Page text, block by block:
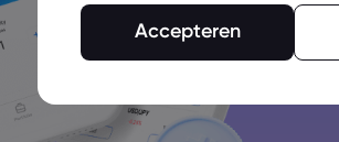
Accepteren